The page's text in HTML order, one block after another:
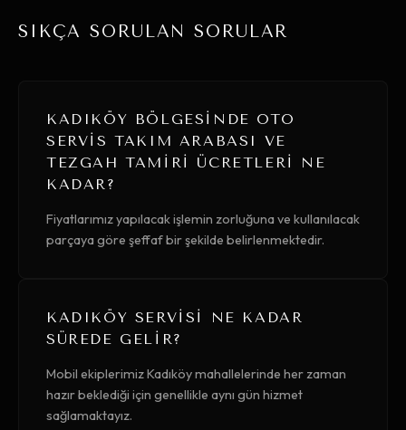
SIKÇA SORULAN SORULAR
KADIKÖY BÖLGESINDE OTO
SERVIS TAKIM ARABASI VE
TEZGAH TAMIRI ÜCRETLERI NE
KADAR?
Fiyatlarımız yapılacak işlemin zorluğuna ve kullanılacak
parçaya göre şeffaf bir şekilde belirlenmektedir.
KADIKÖY SERVISI NE KADAR
SÜREDE GELIR?
Mobil ekiplerimiz Kadıköy mahallelerinde her zaman
hazır beklediği için genellikle aynı gün hizmet
sağlamaktayız.